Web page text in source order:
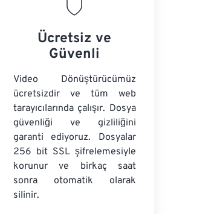
Ücretsiz ve
Güvenli
Video Dönüştürücümüz
ücretsizdir ve tüm web
tarayıcılarında çalışır. Dosya
güvenliği ve gizliliğini
garanti ediyoruz. Dosyalar
256 bit SSL şifrelemesiyle
korunur ve birkaç saat
sonra otomatik olarak
silinir.